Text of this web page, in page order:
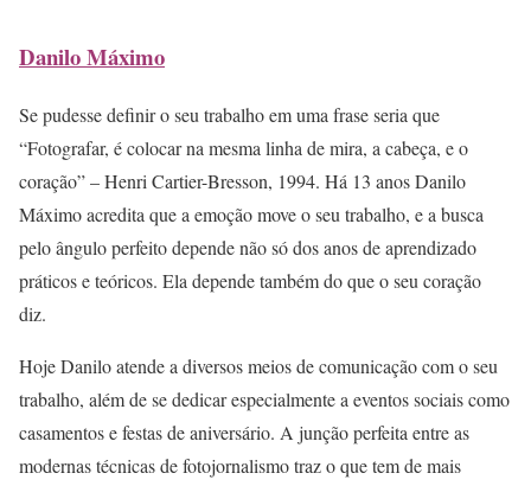
Danilo Máximo
Se pudesse definir o seu trabalho em uma frase seria que
“Fotografar, é colocar na mesma linha de mira, a cabeça, e o
coração” – Henri Cartier-Bresson, 1994. Há 13 anos Danilo
Máximo acredita que a emoção move o seu trabalho, e a busca
pelo ângulo perfeito depende não só dos anos de aprendizado
práticos e teóricos. Ela depende também do que o seu coração
diz.
Hoje Danilo atende a diversos meios de comunicação com o seu
trabalho, além de se dedicar especialmente a eventos sociais como
casamentos e festas de aniversário. A junção perfeita entre as
modernas técnicas de fotojornalismo traz o que tem de mais